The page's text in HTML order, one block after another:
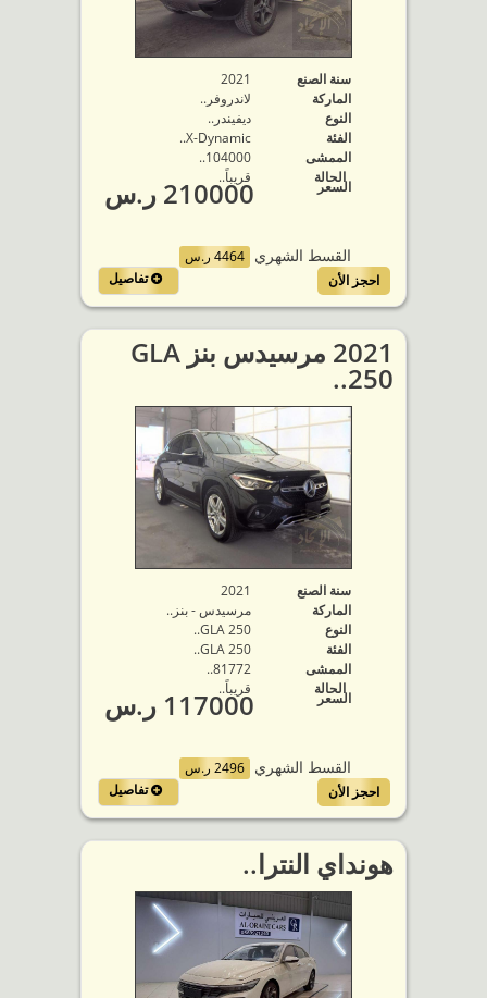
سنة الصنع
2021
الماركة
لاندروفر..
النوع
ديفيندر..
الفئة
X-Dynamic..
الممشى
104000..
الحالة
قريباً..
السعر 210000 ر.س
القسط الشهري 4464 ر.س
تفاصيل
احجز الأن
2021 مرسيدس بنز GLA
250..
سنة الصنع
2021
الماركة
مرسيدس - بنز..
النوع
GLA 250..
الفئة
GLA 250..
الممشى
81772..
الحالة
قريباً..
السعر 117000 ر.س
القسط الشهري 2496 ر.س
تفاصيل
احجز الأن
هونداي النترا..